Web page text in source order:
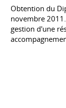
Obtention du
novembre
gestion d'une